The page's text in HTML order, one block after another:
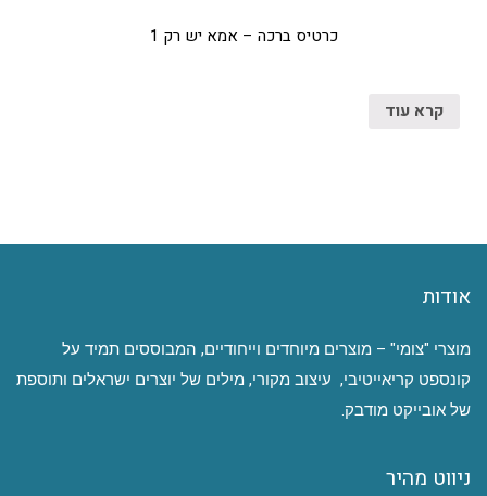
כרטיס ברכה – אמא יש רק 1
קרא עוד
אודות
מוצרי "צומי" – מוצרים מיוחדים וייחודיים, המבוססים תמיד על
קונספט קריאייטיבי, עיצוב מקורי, מילים של יוצרים ישראלים ותוספת
של אובייקט מודבק.
ניווט מהיר